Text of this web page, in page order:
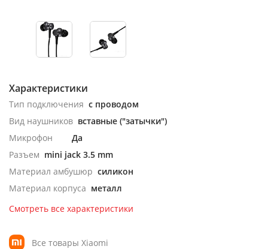
Характеристики
Тип подключения с проводом
Вид наушников вставные ("затычки")
Микрофон
Да
Разъем mini jack 3.5 mm
Материал амбушюр силикон
Материал корпуса металл
Смотреть все характеристики
Все товары Xiaomi